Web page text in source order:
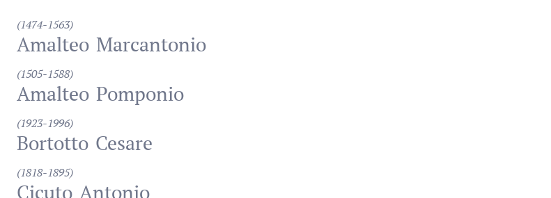
(1474-1563)
Amalteo Marcantonio
(1505-1588)
Amalteo Pomponio
(1923-1996)
Bortotto Cesare
(1818-1895)
Cicuto Antonio